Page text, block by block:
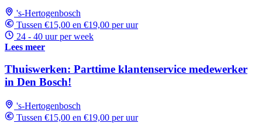
's-Hertogenbosch
Tussen €15,00 en €19,00 per uur
24 - 40 uur per week
Lees meer
Thuiswerken: Parttime klantenservice medewerker
in Den Bosch!
's-Hertogenbosch
Tussen €15,00 en €19,00 per uur